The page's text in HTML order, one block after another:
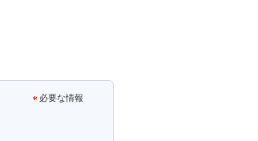
必要な情報